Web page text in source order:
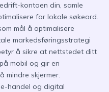
kontoen din, samle
for lokale søkeord.
mål å optimalisere
markedsføringsstrategi
å sikre at nettstedet ditt
mobil og gir en
mindre skjermer.
handel og digital